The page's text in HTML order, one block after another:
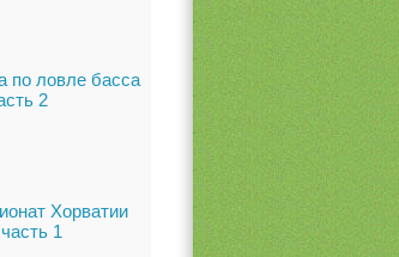
по ловле басса
2
Хорватии
1